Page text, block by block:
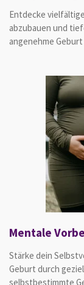
Entdecke
abzubauen und
angenehme
Mentale
Stärke dein
Geburt durch
selbstbestimmte